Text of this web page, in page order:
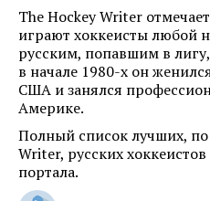
The Hockey Writer
играют хоккеисты любой
русским, попавшим в
в начале 1980-х он
США и занялся
Америке.
Полный список лучших,
Writer, русских
портала.